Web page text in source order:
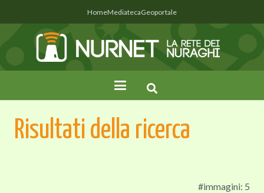
HomeMediatecaGeoportale
Risultati della ricerca
#immagini: 5